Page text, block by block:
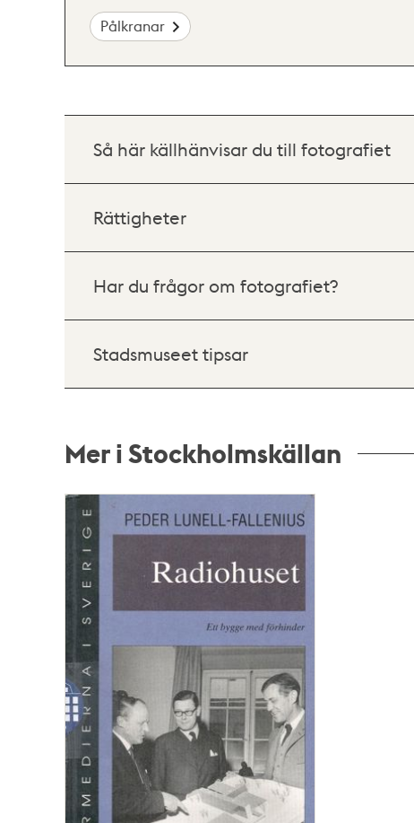
Pålkranar
Så här källhänvisar du till fotografiet
Rättigheter
Har du frågor om fotografiet?
Stadsmuseet tipsar
Mer i Stockholmskällan
Relaterade
poster
och
teman